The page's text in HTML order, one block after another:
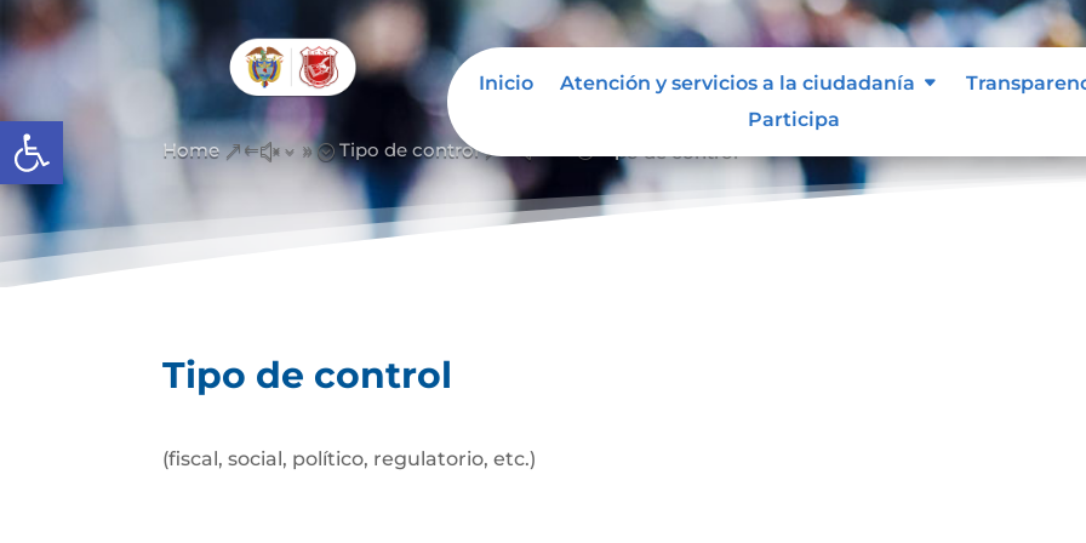
Abrir barra de herramientas
Inicio Atención y servicios a la ciudadanía
Participa
Home &#x39; Tipo de control &#x39;
Tipo de control
(fiscal, social, político, regulatorio, etc.)